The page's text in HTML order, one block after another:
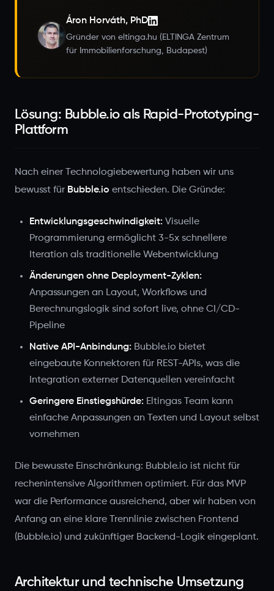
Áron Horváth, PhD
Gründer von eltinga.hu (ELTINGA Zentrum
für Immobilienforschung, Budapest)
Lösung: Bubble.io als Rapid-Prototyping-
Plattform
Nach einer Technologiebewertung haben wir uns
bewusst für Bubble.io entschieden. Die Gründe:
Entwicklungsgeschwindigkeit: Visuelle
Programmierung ermöglicht 3-5x schnellere
Iteration als traditionelle Webentwicklung
Änderungen ohne Deployment-Zyklen:
Anpassungen an Layout, Workflows und
Berechnungslogik sind sofort live, ohne CI/CD-
Pipeline
Native API-Anbindung: Bubble.io bietet
eingebaute Konnektoren für REST-APIs, was die
Integration externer Datenquellen vereinfacht
Geringere Einstiegshürde: Eltingas Team kann
einfache Anpassungen an Texten und Layout selbst
vornehmen
Die bewusste Einschränkung: Bubble.io ist nicht für
rechenintensive Algorithmen optimiert. Für das MVP
war die Performance ausreichend, aber wir haben von
Anfang an eine klare Trennlinie zwischen Frontend
(Bubble.io) und zukünftiger Backend-Logik eingeplant.
Architektur und technische Umsetzung